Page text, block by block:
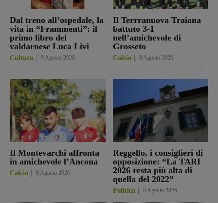
Dal treno all’ospedale, la
vita in “Frammenti”: il
primo libro del
valdarnese Luca Livi
Cultura 9 Agosto 2026
Il Terrranuova Traiana
battuto 3-1
nell’amichevole di
Grosseto
Calcio 8 Agosto 2026
Il Montevarchi affronta
in amichevole l’Ancona
Calcio 8 Agosto 2026
Reggello, i consiglieri di
opposizione: “La TARI
2026 resta più alta di
quella del 2022”
Politica 8 Agosto 2026